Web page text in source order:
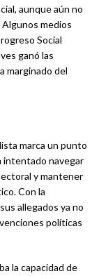
aunque aún no
medios
Social
ganó las
marginado del
marca un punto
intentado navegar
y mantener
Con la
allegados ya no
políticas
la capacidad de